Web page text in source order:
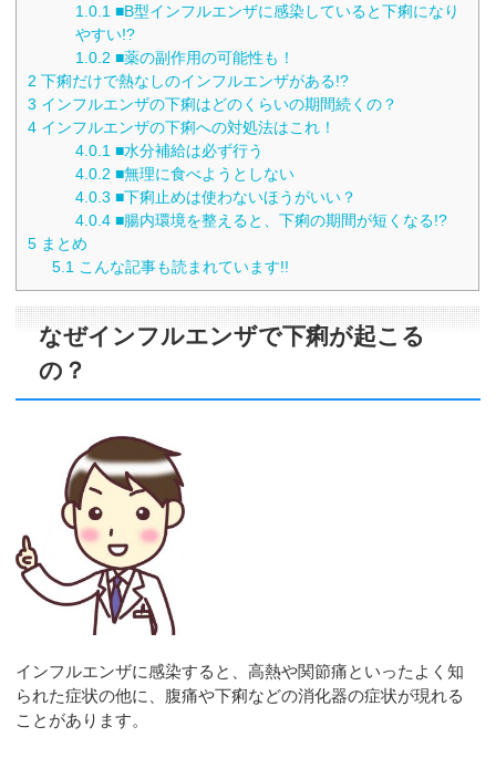
1.0.1 ■B型インフルエンザに感染していると下痢になり
やすい!?
1.0.2 ■薬の副作用の可能性も！
2 下痢だけで熱なしのインフルエンザがある!?
3 インフルエンザの下痢はどのくらいの期間続くの？
4 インフルエンザの下痢への対処法はこれ！
4.0.1 ■水分補給は必ず行う
4.0.2 ■無理に食べようとしない
4.0.3 ■下痢止めは使わないほうがいい？
4.0.4 ■腸内環境を整えると、下痢の期間が短くなる!?
5 まとめ
5.1 こんな記事も読まれています!!
なぜインフルエンザで下痢が起こる
の？
インフルエンザに感染すると、高熱や関節痛といったよく知
られた症状の他に、腹痛や下痢などの消化器の症状が現れる
ことがあります。